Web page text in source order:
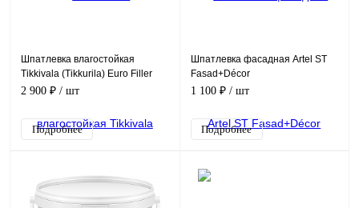
Шпатлевка влагостойкая
Tikkivala (Tikkurila) Euro Filler
2 900 ₽ / шт
Подробнее
Шпатлевка фасадная Artel ST
Fasad+Décor
1 100 ₽ / шт
Подробнее